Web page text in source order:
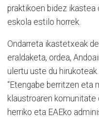
praktikoen bidez ikastea
eskola estilo horrek.
Ondarreta ikastetxeak
eraldaketa, ordea,
ulertu uste du
“Etengabe berritzen eta
klaustroaren
herriko eta EAEko